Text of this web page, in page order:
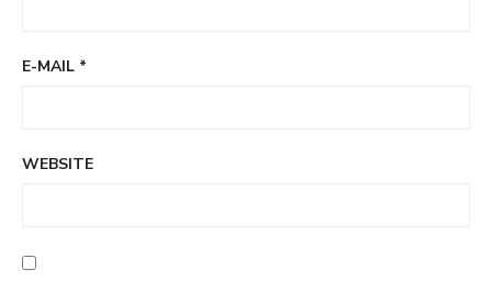
E-MAIL *
WEBSITE